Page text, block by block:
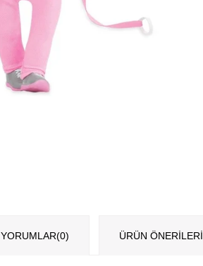
YORUMLAR(0) ÜRÜN ÖNERILERI